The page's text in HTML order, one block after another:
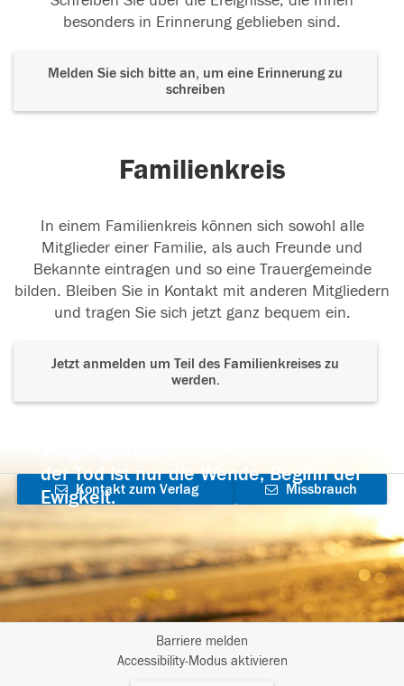
besonders in Erinnerung geblieben sind.
Melden Sie sich bitte an, um eine Erinnerung zu
schreiben
Familienkreis
In einem Familienkreis können sich sowohl alle
Mitglieder einer Familie, als auch Freunde und
Bekannte eintragen und so eine Trauergemeinde
bilden. Bleiben Sie in Kontakt mit anderen Mitgliedern
und tragen Sie sich jetzt ganz bequem ein.
Jetzt anmelden um Teil des Familienkreises zu
werden.
der Tod ist nur die Wende, Beginn der
Ewigkeit.
Kontakt zum Verlag
aufnehmen
Missbrauch
Barriere melden
Accessibility-Modus aktivieren